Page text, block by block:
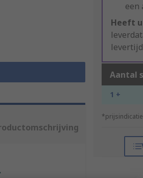
een
Heeft
Aantal
1 +
*prijsindicatie